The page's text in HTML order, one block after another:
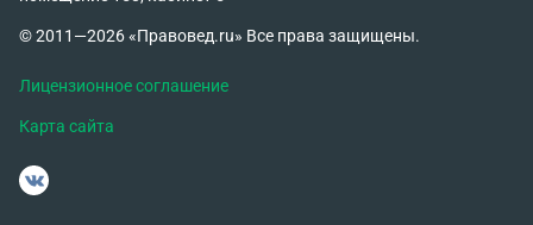
© 2011—2026 «Правовед.ru» Все права защищены.
Лицензионное соглашение
Карта сайта